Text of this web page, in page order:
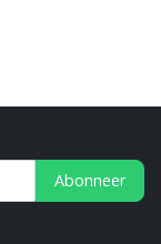
Abonneer